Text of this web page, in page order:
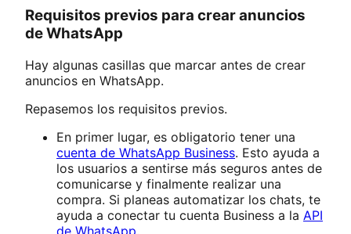
Requisitos previos para crear anuncios
de WhatsApp
Hay algunas casillas que marcar antes de crear
anuncios en WhatsApp.
Repasemos los requisitos previos.
En primer lugar, es obligatorio tener una
cuenta de WhatsApp Business. Esto ayuda a
los usuarios a sentirse más seguros antes de
comunicarse y finalmente realizar una
compra. Si planeas automatizar los chats, te
ayuda a conectar tu cuenta Business a la API
de WhatsApp.